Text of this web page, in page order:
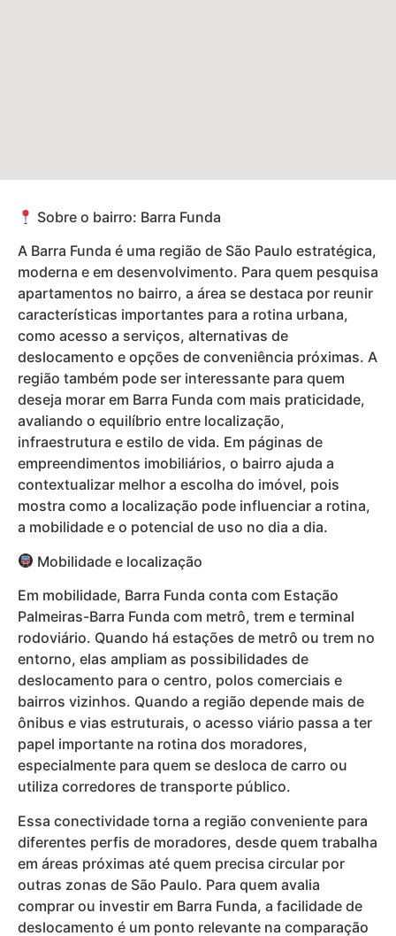
Sobre o bairro: Barra Funda
A Barra Funda é uma região de São Paulo estratégica,
moderna e em desenvolvimento. Para quem pesquisa
apartamentos no bairro, a área se destaca por reunir
características importantes para a rotina urbana,
como acesso a serviços, alternativas de
deslocamento e opções de conveniência próximas. A
região também pode ser interessante para quem
deseja morar em Barra Funda com mais praticidade,
avaliando o equilíbrio entre localização,
infraestrutura e estilo de vida. Em páginas de
empreendimentos imobiliários, o bairro ajuda a
contextualizar melhor a escolha do imóvel, pois
mostra como a localização pode influenciar a rotina,
a mobilidade e o potencial de uso no dia a dia.
Mobilidade e localização
Em mobilidade, Barra Funda conta com Estação
Palmeiras-Barra Funda com metrô, trem e terminal
rodoviário. Quando há estações de metrô ou trem no
entorno, elas ampliam as possibilidades de
deslocamento para o centro, polos comerciais e
bairros vizinhos. Quando a região depende mais de
ônibus e vias estruturais, o acesso viário passa a ter
papel importante na rotina dos moradores,
especialmente para quem se desloca de carro ou
utiliza corredores de transporte público.
Essa conectividade torna a região conveniente para
diferentes perfis de moradores, desde quem trabalha
em áreas próximas até quem precisa circular por
outras zonas de São Paulo. Para quem avalia
comprar ou investir em Barra Funda, a facilidade de
deslocamento é um ponto relevante na comparação